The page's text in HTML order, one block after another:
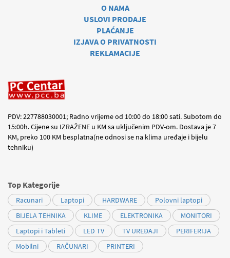
O NAMA
USLOVI PRODAJE
PLAĆANJE
IZJAVA O PRIVATNOSTI
REKLAMACIJE
PDV: 227788030001; Radno vrijeme od 10:00 do 18:00 sati. Subotom do
15:00h. Cijene su IZRAŽENE u KM sa uključenim PDV-om. Dostava je 7
KM, preko 100 KM besplatna(ne odnosi se na klima uređaje i bijelu
tehniku)
Top Kategorije
Racunari Laptopi HARDWARE
Polovni laptopi
BIJELA TEHNIKA
KLIME ELEKTRONIKA
MONITORI
Laptopi i Tableti
LED TV TV UREĐAJI
PERIFERIJA
Mobilni
RAČUNARI PRINTERI